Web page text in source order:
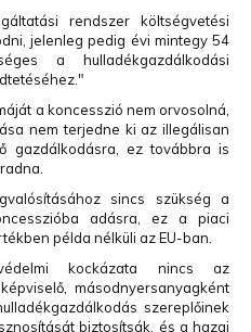
rendszer költségvetési
jelenleg pedig évi mintegy 54
a hulladékgazdálkodási
a koncesszió nem orvosolná,
nem terjedne ki az illegálisan
gazdálkodásra, ez továbbra is
sincs szükség a
adásra, ez a piaci
példa nélküli az EU-ban.
kockázata nincs az
másodnyersanyagként
szereplőinek
biztosítsák, és a hazai